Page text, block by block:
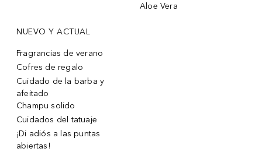
Aloe Vera
NUEVO Y ACTUAL
Fragrancias de verano
Cofres de regalo
Cuidado de la barba y
afeitado
Champu solido
Cuidados del tatuaje
¡Di adiós a las puntas
abiertas!